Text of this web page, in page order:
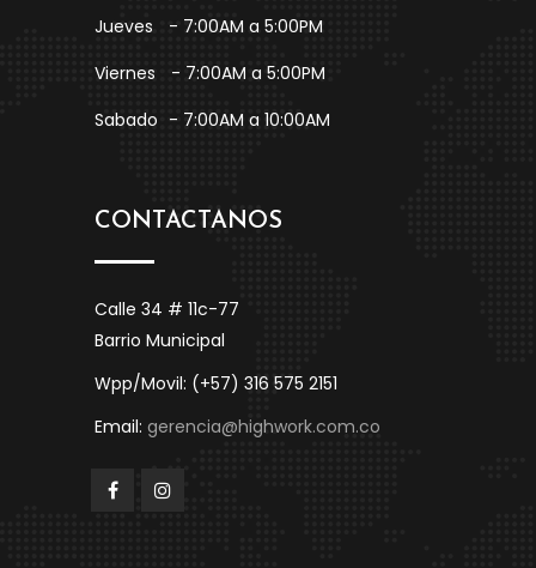
Jueves
- 7:00AM a 5:00PM
Viernes
- 7:00AM a 5:00PM
Sabado - 7:00AM a 10:00AM
CONTACTANOS
Calle 34 # 11c-77
Barrio Municipal
Wpp/Movil: (+57) 316 575 2151
Email: gerencia@highwork.com.co